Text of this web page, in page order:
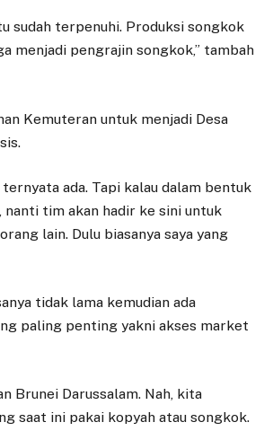
sudah terpenuhi. Produksi songkok
menjadi pengrajin songkok,” tambah
Kemuteran untuk menjadi Desa
ada. Tapi kalau dalam bentuk
nanti tim akan hadir ke sini untuk
lain. Dulu biasanya saya yang
tidak lama kemudian ada
paling penting yakni akses market
Brunei Darussalam. Nah, kita
saat ini pakai kopyah atau songkok.